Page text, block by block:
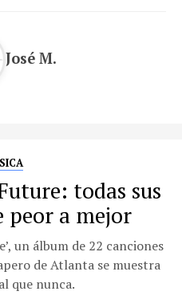
José M.
todas sus
peor a mejor
un álbum de 22 canciones
de Atlanta se muestra
que nunca.